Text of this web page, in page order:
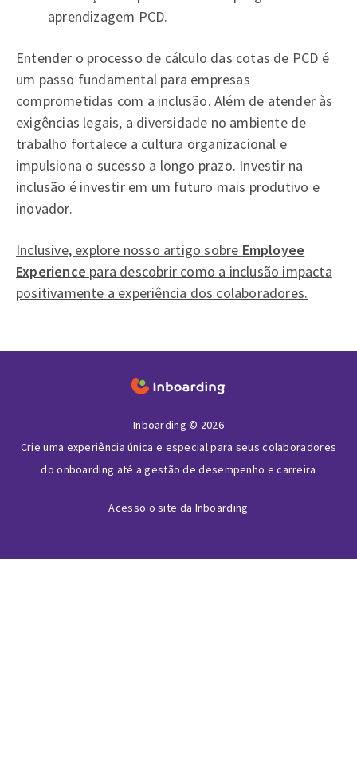
aprendizagem PCD.
Entender o processo de cálculo das cotas de PCD é
um passo fundamental para empresas
comprometidas com a inclusão. Além de atender às
exigências legais, a diversidade no ambiente de
trabalho fortalece a cultura organizacional e
impulsiona o sucesso a longo prazo. Investir na
inclusão é investir em um futuro mais produtivo e
inovador.
Inclusive, explore nosso artigo sobre Employee
Experience para descobrir como a inclusão impacta
positivamente a experiência dos colaboradores.
Inboarding © 2026
Crie uma experiência única e especial para seus colaboradores
do onboarding até a gestão de desempenho e carreira
Acesso o site da Inboarding